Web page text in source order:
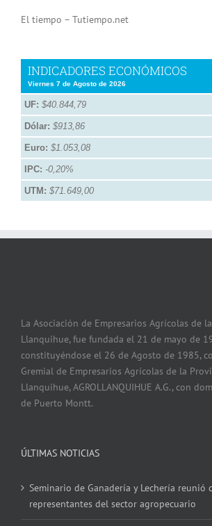
El tiempo – Tutiempo.net
INDICADORES ECONÓMICOS
Viernes 7 de Agosto de 2026
UF: $40.844,79
Dólar: $913,86
Euro: $1.053,08
IPC: -0,20%
UTM: $71.649,00
La Asociación de Empresarios Agrícolas de
Llanquihue, fue fundada el 21 de mayo de
constituyéndose el 26 de Agosto de 1985,
Gremial de Empresarios Agrícolas de la
Llanquihue, AGROLLANQUIHUE A.G., con
de Puerto Montt.
ÚLTIMAS NOTICIAS
Seminario de Ganadería y Lechería reunió
representantes del sector agropecuario